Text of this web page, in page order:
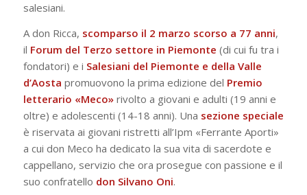
salesiani.
A don Ricca, scomparso il 2 marzo scorso a 77 anni,
il Forum del Terzo settore in Piemonte (di cui fu tra i
fondatori) e i Salesiani del Piemonte e della Valle
d’Aosta promuovono la prima edizione del Premio
letterario «Meco»rivolto a giovani e adulti (19 anni e
oltre) e adolescenti (14-18 anni). Una sezione speciale
è riservata ai giovani ristretti all’Ipm «Ferrante Aporti»
a cui don Meco ha dedicato la sua vita di sacerdote e
cappellano, servizio che ora prosegue con passione e il
suo confratello don Silvano Oni.